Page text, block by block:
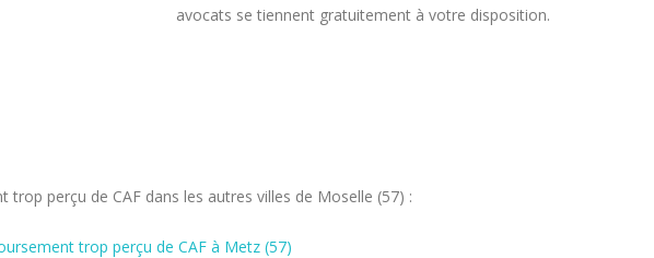
avocats se tiennent gratuitement à votre disposition.
perçu de CAF dans les autres villes de Moselle (57) :
trop perçu de CAF à Metz (57)